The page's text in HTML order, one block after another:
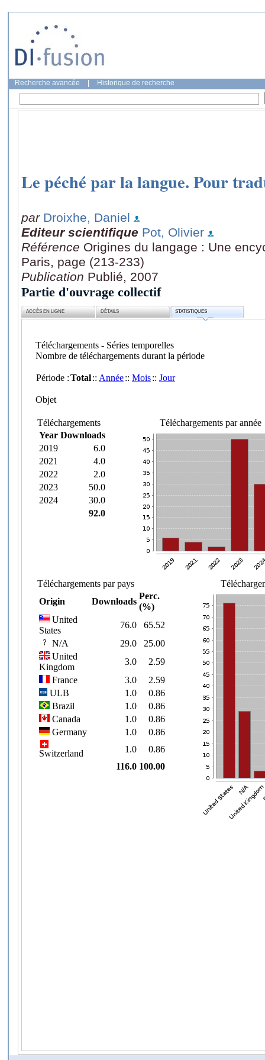
Recherche avancée Historique de recherche
Le péché par la langue. Pour
par Droixhe, Daniel
Editeur scientifique Pot, Olivier
Référence Origines du langage : Une
Paris, page (213-233)
Publication Publié, 2007
Partie d'ouvrage collectif
ACCÈS EN LIGNE DÉTAILS STATISTIQUES